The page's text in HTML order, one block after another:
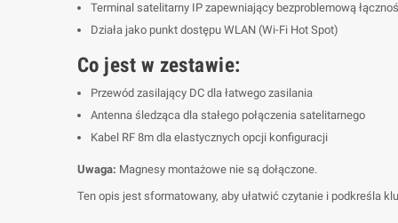
Terminal satelitarny IP zapewniający bezproblemową
Działa jako punkt dostępu WLAN (Wi-Fi Hot Spot)
Co jest w zestawie:
Przewód zasilający DC dla łatwego zasilania
Antenna śledząca dla stałego połączenia satelitarnego
Kabel RF 8m dla elastycznych opcji konfiguracji
Uwaga: Magnesy montażowe nie są dołączone.
Ten opis jest sformatowany, aby ułatwić czytanie i podkreśla